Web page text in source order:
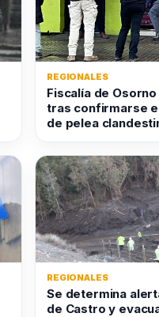
REGIONALES
Fiscalía de
tras confirmarse
de pelea
REGIONALES
Se determina
de Castro y